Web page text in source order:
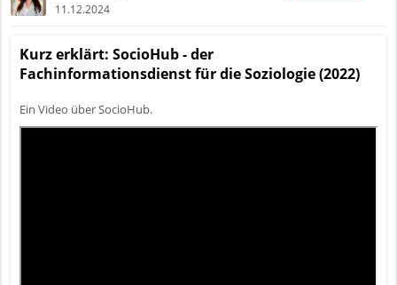
11.12.2024
Kurz erklärt: SocioHub - der
Fachinformationsdienst für die Soziologie (2022)
Ein Video über SocioHub.